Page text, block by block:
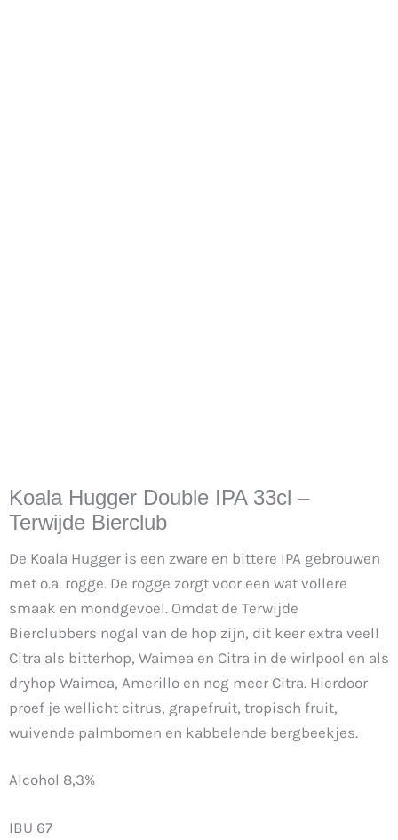
Koala Hugger Double IPA 33cl –
Terwijde Bierclub
De Koala Hugger is een zware en bittere IPA gebrouwen
met o.a. rogge. De rogge zorgt voor een wat vollere
smaak en mondgevoel. Omdat de Terwijde
Bierclubbers nogal van de hop zijn, dit keer extra veel!
Citra als bitterhop, Waimea en Citra in de wirlpool en als
dryhop Waimea, Amerillo en nog meer Citra. Hierdoor
proef je wellicht citrus, grapefruit, tropisch fruit,
wuivende palmbomen en kabbelende bergbeekjes.
Alcohol 8,3%
IBU 67